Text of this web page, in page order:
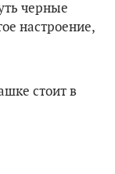
черные
настроение,